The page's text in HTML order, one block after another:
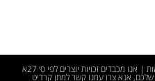
2023 © כל הזכויות שמורות - בראש החדשות | אנו מכבדים זכויות יוצרים לפי ס׳ 27א
שלכם, אנא צרו עמנו קשר למתן קרדיט